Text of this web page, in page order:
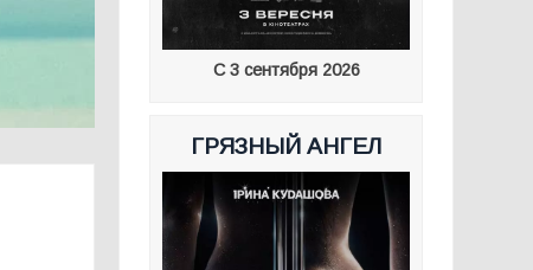
С 3 сентября 2026
ГРЯЗНЫЙ АНГЕЛ